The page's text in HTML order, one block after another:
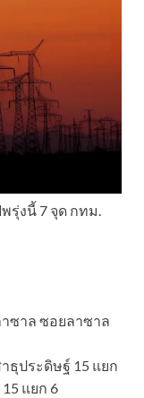
รุ่งนี้ 7 จุด กทม.
าซาล ซอยลาซาล
าธุประดิษฐ์ 15 แยก
แยก 6